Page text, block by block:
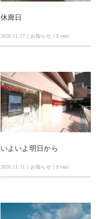
休廊日
2020.11.17｜お知らせ｜Event
いよいよ明日から
2020.11.11｜お知らせ｜Event